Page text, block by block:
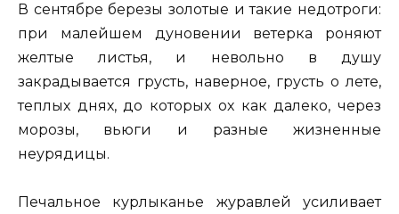
В сентябре березы золотые и такие недотроги:
при малейшем дуновении ветерка роняют
желтые листья, и невольно в душу
закрадывается грусть, наверное, грусть о лете,
теплых днях, до которых ох как далеко, через
морозы, вьюги и разные жизненные
неурядицы.
Печальное курлыканье журавлей усиливает